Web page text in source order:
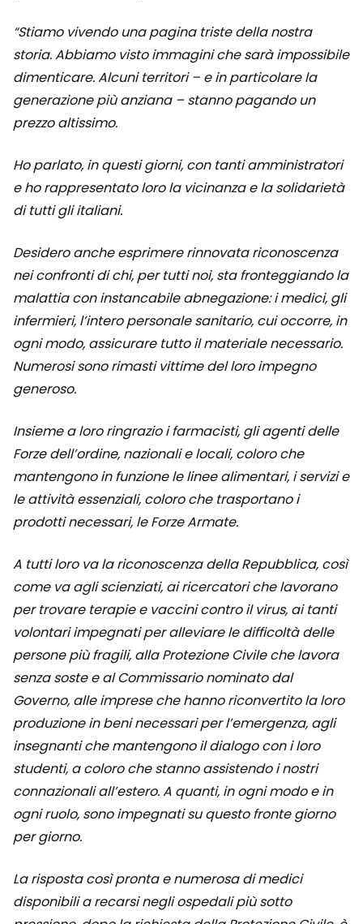
“Stiamo vivendo una pagina triste della nostra
storia. Abbiamo visto immagini che sarà impossibile
dimenticare. Alcuni territori – e in particolare la
generazione più anziana – stanno pagando un
prezzo altissimo.
Ho parlato, in questi giorni, con tanti amministratori
e ho rappresentato loro la vicinanza e la solidarietà
di tutti gli italiani.
Desidero anche esprimere rinnovata riconoscenza
nei confronti di chi, per tutti noi, sta fronteggiando la
malattia con instancabile abnegazione: i medici, gli
infermieri, l’intero personale sanitario, cui occorre, in
ogni modo, assicurare tutto il materiale necessario.
Numerosi sono rimasti vittime del loro impegno
generoso.
Insieme a loro ringrazio i farmacisti, gli agenti delle
Forze dell’ordine, nazionali e locali, coloro che
mantengono in funzione le linee alimentari, i servizi e
le attività essenziali, coloro che trasportano i
prodotti necessari, le Forze Armate.
A tutti loro va la riconoscenza della Repubblica, così
come va agli scienziati, ai ricercatori che lavorano
per trovare terapie e vaccini contro il virus, ai tanti
volontari impegnati per alleviare le difficoltà delle
persone più fragili, alla Protezione Civile che lavora
senza soste e al Commissario nominato dal
Governo, alle imprese che hanno riconvertito la loro
produzione in beni necessari per l’emergenza, agli
insegnanti che mantengono il dialogo con i loro
studenti, a coloro che stanno assistendo i nostri
connazionali all’estero. A quanti, in ogni modo e in
ogni ruolo, sono impegnati su questo fronte giorno
per giorno.
La risposta così pronta e numerosa di medici
disponibili a recarsi negli ospedali più sotto